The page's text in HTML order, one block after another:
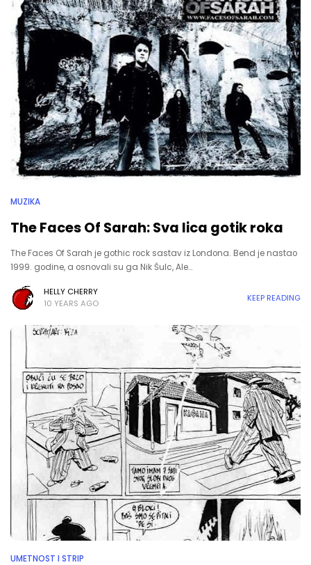
MUZIKA
The Faces Of Sarah: Sva lica gotik roka
The Faces Of Sarah je gothic rock sastav iz Londona. Bend je nastao
1999. godine, a osnovali su ga Nik Šulc, Ale…
HELLY CHERRY
10 YEARS AGO
KEEP READING
UMETNOST I STRIP